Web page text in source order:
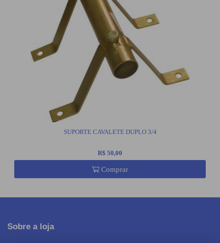
SUPORTE CAVALETE DUPLO 3/4
R$ 50,00
Comprar
Sobre a loja